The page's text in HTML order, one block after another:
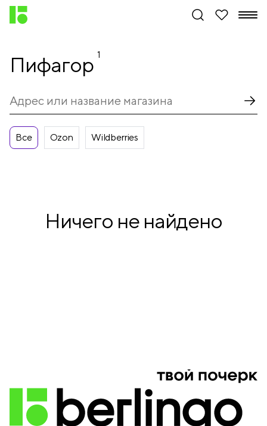
Пифагор 1
Все Ozon Wildberries
Ничего не найдено